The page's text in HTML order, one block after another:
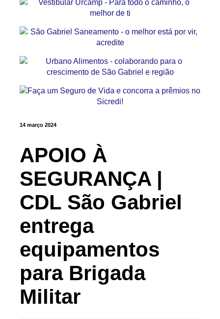
14 março 2024
APOIO À
SEGURANÇA |
CDL São Gabriel
entrega
equipamentos
para Brigada
Militar